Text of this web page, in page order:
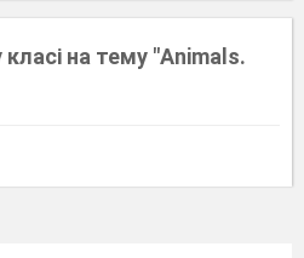
на тему "Animals.